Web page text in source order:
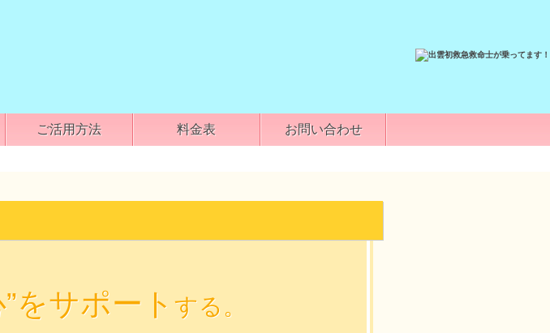
ご活用方法 料金表 お問い合わせ
”をサポート する。